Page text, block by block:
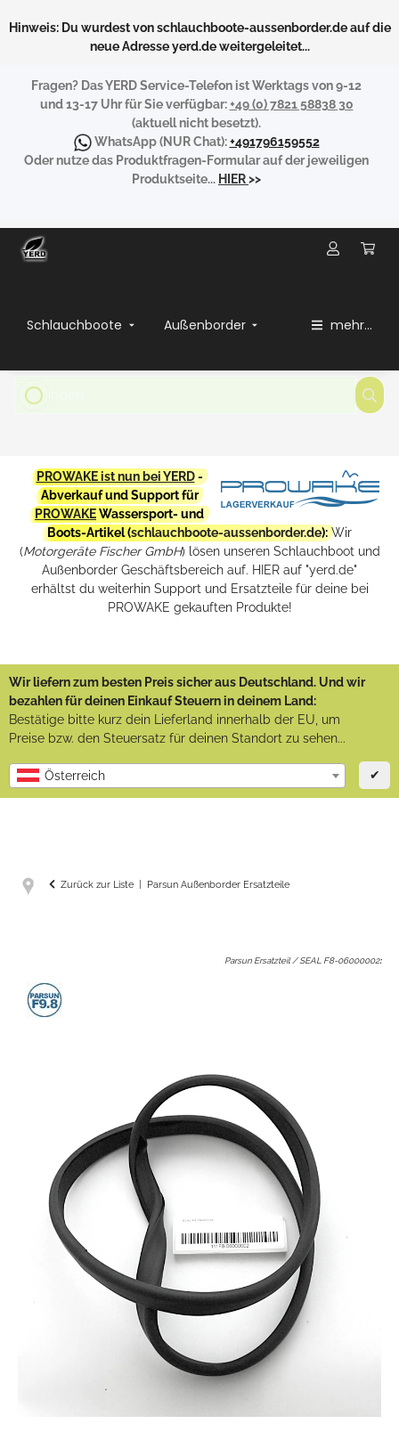
Hinweis: Du wurdest von schlauchboote-aussenborder.de auf die
neue Adresse yerd.de weitergeleitet...
Fragen? Das YERD Service-Telefon ist Werktags von 9-12
und 13-17 Uhr für Sie verfügbar:+49 (0) 7821 58838 30
(aktuell nicht besetzt).
WhatsApp(NUR Chat):+491796159552
Oder nutze das Produktfragen-Formular auf der jeweiligen
Produktseite... HIER>>
Schlauchboote Außenborder mehr...
PROWAKE ist nun bei YERD-
Abverkauf und Support für
PROWAKEWassersport- und
Boots-Artikel (schlauchboote-aussenborder.de): Wir
(Motorgeräte Fischer GmbH) lösen unseren Schlauchboot und
Außenborder Geschäftsbereich auf. HIER auf "yerd.de"
erhältst du weiterhin Support und Ersatzteile für deine bei
PROWAKE gekauften Produkte!
Wir liefern zum besten Preis sicher aus Deutschland. Und wir
bezahlen für deinen Einkauf Steuern in deinem Land:
Bestätige bitte kurz dein Lieferland innerhalb der EU, um
Preise bzw. den Steuersatz für deinen Standort zu sehen...
Österreich ✔
Zurück zur Liste Parsun Außenborder Ersatzteile
Parsun Ersatzteil / SEAL F8-06000002: